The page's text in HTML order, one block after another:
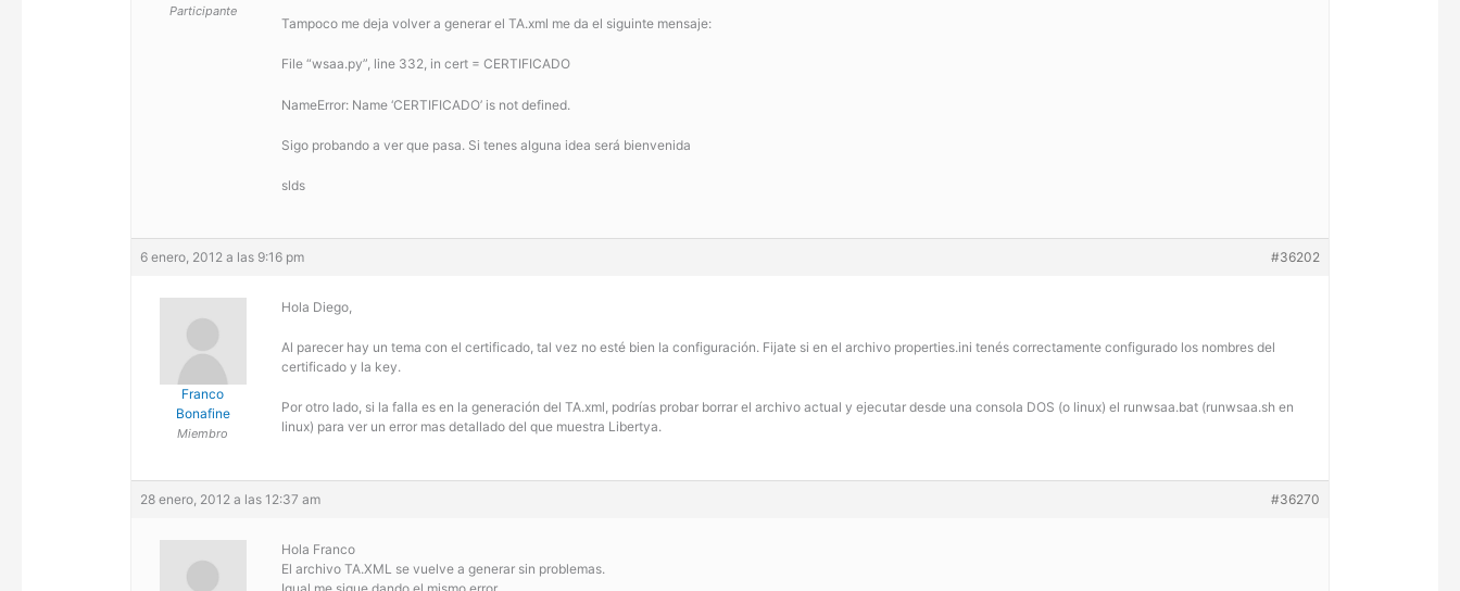
Participante
Tampoco me deja volver a generar el TA.xml me da el siguinte mensaje:
File “wsaa.py”, line 332, incert = CERTIFICADO
NameError: Name ‘CERTIFICADO’ is not defined.
Sigo probando a ver que pasa. Si tenes alguna idea será bienvenida
slds
6 enero, 2012 a las 9:16 pm #36202
Franco
Bonafine
Miembro
Hola Diego,
Al parecer hay un tema con el certificado, tal vez no esté bien la configuración. Fijate si en el archivo properties.ini tenés correctamente configurado los nombres del
certificado y la key.
Por otro lado, si la falla es en la generación del TA.xml, podrías probar borrar el archivo actual y ejecutar desde una consola DOS (o linux) el runwsaa.bat (runwsaa.sh en
linux) para ver un error mas detallado del que muestra Libertya.
28 enero, 2012 a las 12:37 am #36270
Hola Franco
El archivo TA.XML se vuelve a generar sin problemas.